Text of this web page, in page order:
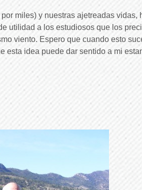
miles) y nuestras ajetreadas vidas,
utilidad a los estudiosos que los
viento. Espero que cuando esto
esta idea puede dar sentido a mi